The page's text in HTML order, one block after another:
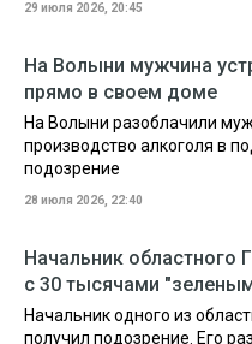
29 июля 2026, 20:45
На Волыни мужчина
прямо в своем доме
На Волыни разоблачили
производство алкоголя в
подозрение
28 июля 2026, 22:40
Начальник областного
с 30 тысячами
Начальник одного из
получил подозрение. Его